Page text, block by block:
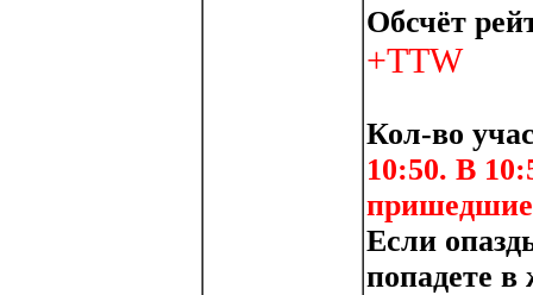
Обсчёт
+TTW
Кол-во
10:50. В
Если
попадете в